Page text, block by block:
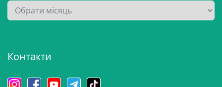
А
р
в
н
Контакти